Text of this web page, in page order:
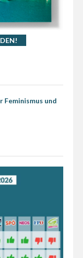
Feminismus und